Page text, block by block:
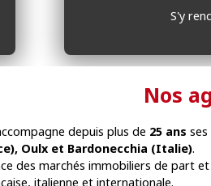
S'y
Nos
depuis plus de 25 ans
Oulx et Bardonecchia (Italie).
des marchés immobiliers de
italienne et internationale.